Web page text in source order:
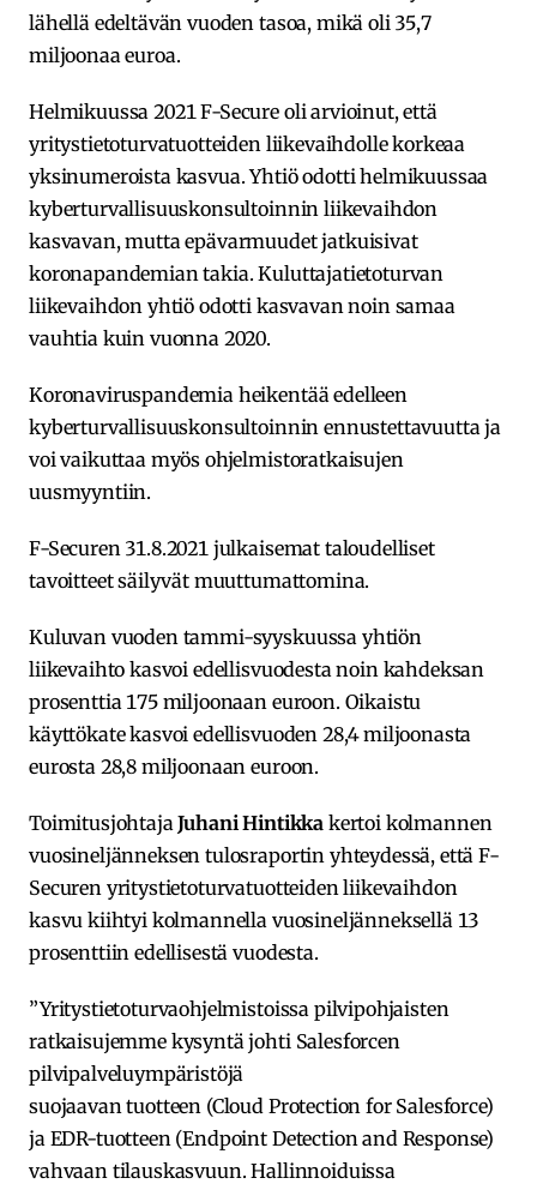
lähellä edeltävän vuoden tasoa, mikä oli 35,7
miljoonaa euroa.
Helmikuussa 2021 F-Secure oli arvioinut, että
yritystietoturvatuotteiden liikevaihdolle korkeaa
yksinumeroista kasvua. Yhtiö odotti helmikuussaa
kyberturvallisuuskonsultoinnin liikevaihdon
kasvavan, mutta epävarmuudet jatkuisivat
koronapandemian takia. Kuluttajatietoturvan
liikevaihdon yhtiö odotti kasvavan noin samaa
vauhtia kuin vuonna 2020.
Koronaviruspandemia heikentää edelleen
kyberturvallisuuskonsultoinnin ennustettavuutta ja
voi vaikuttaa myös ohjelmistoratkaisujen
uusmyyntiin.
F-Securen 31.8.2021 julkaisemat taloudelliset
tavoitteet säilyvät muuttumattomina.
Kuluvan vuoden tammi-syyskuussa yhtiön
liikevaihto kasvoi edellisvuodesta noin kahdeksan
prosenttia 175 miljoonaan euroon. Oikaistu
käyttökate kasvoi edellisvuoden 28,4 miljoonasta
eurosta 28,8 miljoonaan euroon.
ToimitusjohtajaJuhani Hintikka kertoi kolmannen
vuosineljänneksen tulosraportin yhteydessä, että F-
Securen yritystietoturvatuotteiden liikevaihdon
kasvu kiihtyi kolmannella vuosineljänneksellä 13
prosenttiin edellisestä vuodesta.
”Yritystietoturvaohjelmistoissa pilvipohjaisten
ratkaisujemme kysyntä johti Salesforcen
pilvipalveluympäristöjä
suojaavan tuotteen (Cloud Protection for Salesforce)
ja EDR-tuotteen (Endpoint Detection and Response)
vahvaan tilauskasvuun. Hallinnoiduissa